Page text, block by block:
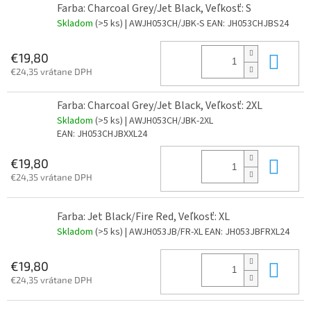
Farba: Charcoal Grey/Jet Black, Veľkosť: S
Skladom (>5 ks) | AWJH053CH/JBK-S EAN: JH053CHJBS24
€19,80
€24,35 vrátane DPH
Farba: Charcoal Grey/Jet Black, Veľkosť: 2XL
Skladom (>5 ks) | AWJH053CH/JBK-2XL
EAN: JH053CHJBXXL24
€19,80
€24,35 vrátane DPH
Farba: Jet Black/Fire Red, Veľkosť: XL
Skladom (>5 ks) | AWJH053JB/FR-XLEAN: JH053JBFRXL24
€19,80
€24,35 vrátane DPH